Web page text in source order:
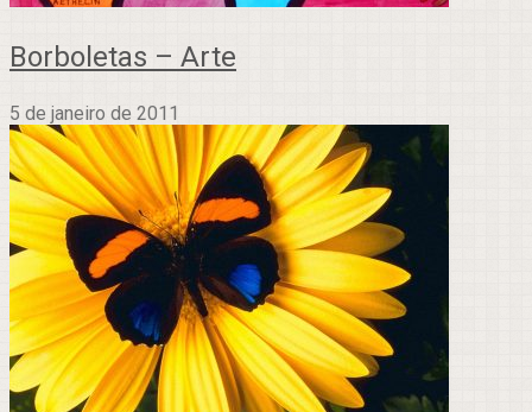
Borboletas – Arte
5 de janeiro de 2011